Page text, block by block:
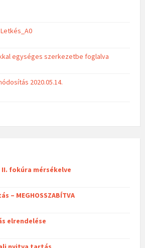
egységes szerkezetbe foglalva
2020.05.14.
fokúra mérsékelve
– MEGHOSSZABÍTVA
elrendelése